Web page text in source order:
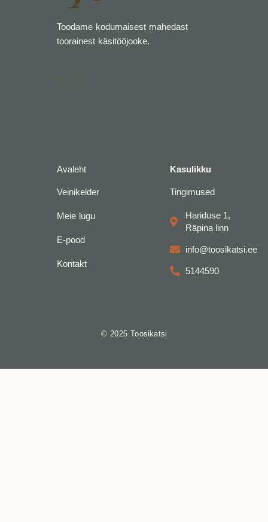
Toodame kodumaisest mahedast
toorainest käsitööjooke.
f
Avaleht
Veinikelder
Meie lugu
E-pood
Kontakt
Kasulikku
Tingimused
Hariduse 1,
Räpina linn
info@toosikatsi.ee
5144590
© 2025 Toosikatsi